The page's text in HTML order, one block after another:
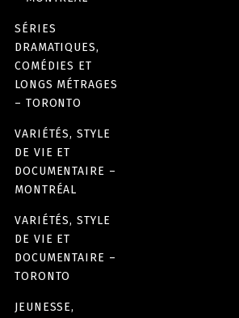
SÉRIES
DRAMATIQUES,
COMÉDIES ET
LONGS MÉTRAGES
– TORONTO
VARIÉTÉS, STYLE
DE VIE ET
DOCUMENTAIRE –
MONTRÉAL
VARIÉTÉS, STYLE
DE VIE ET
DOCUMENTAIRE –
TORONTO
JEUNESSE,
SÉRIE
plus Génial !